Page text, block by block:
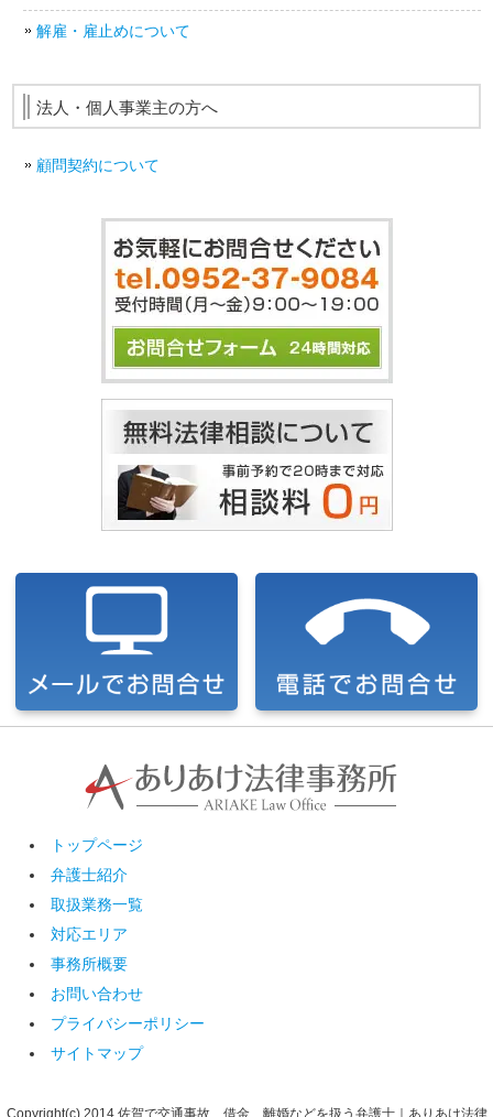
解雇・雇止めについて
法人・個人事業主の方へ
顧問契約について
トップページ
弁護士紹介
取扱業務一覧
対応エリア
事務所概要
お問い合わせ
プライバシーポリシー
サイトマップ
Copyright(c) 2014 佐賀で交通事故、借金、離婚などを扱う弁護士｜ありあけ法律